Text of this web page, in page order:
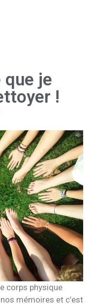
que je
!
corps physique
mémoires et c’est